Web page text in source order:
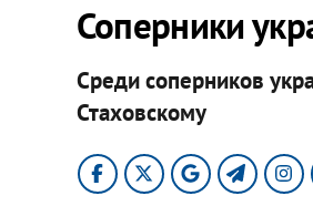
Соперники
Среди соперников
Стаховскому